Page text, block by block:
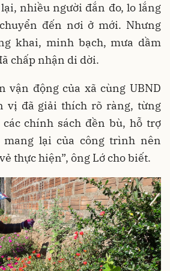
nhiều người đắn đo, lo lắng
đến nơi ở mới. Nhưng
khai, minh bạch, mưa dầm
chấp nhận di dời.
vận động của xã cùng UBND
vị đã giải thích rõ ràng, từng
chính sách đền bù, hỗ trợ
lại của công trình nên
thực hiện”, ông Lớ cho biết.